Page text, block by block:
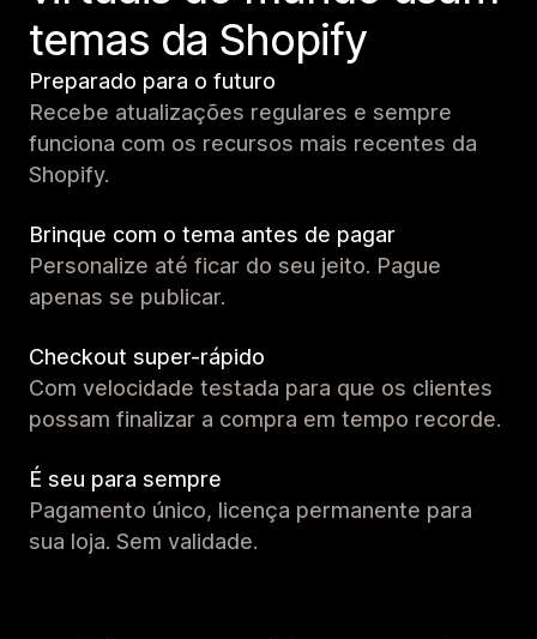
temas da Shopify
Preparado para o futuro
Recebe atualizações regulares e sempre
funciona com os recursos mais recentes da
Shopify.
Brinque com o tema antes de pagar
Personalize até ficar do seu jeito. Pague
apenas se publicar.
Checkout super-rápido
Com velocidade testada para que os clientes
possam finalizar a compra em tempo recorde.
É seu para sempre
Pagamento único, licença permanente para
sua loja. Sem validade.